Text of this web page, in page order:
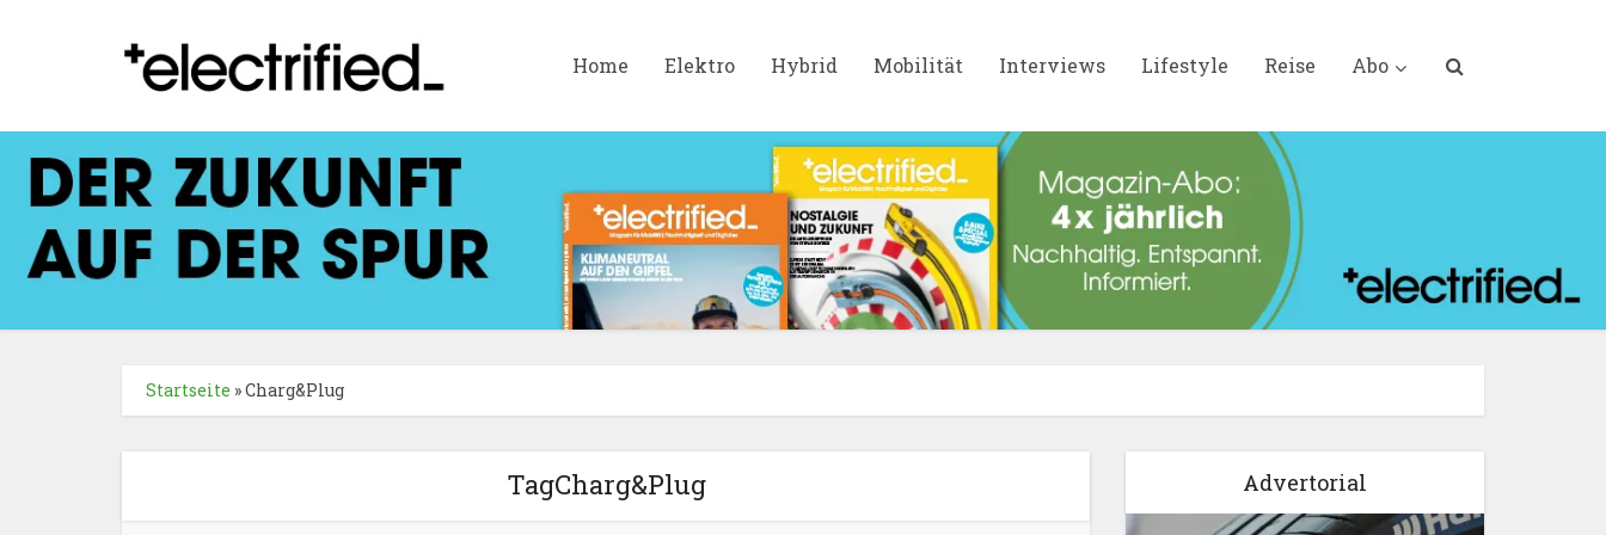
Home Elektro Hybrid Mobilität Interviews Lifestyle Reise Abo
Startseite »Charg&Plug
TagCharg&Plug Advertorial